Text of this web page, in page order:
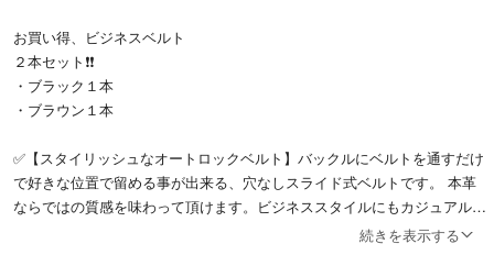
お買い得、ビジネスベルト
２本セット❗️❗️
・ブラック１本
・ブラウン１本
✅【スタイリッシュなオートロックベルト】バックルにベルトを通すだけ
で好きな位置で留める事が出来る、穴なしスライド式ベルトです。 本革
ならではの質感を味わって頂けます。ビジネススタイルにもカジュアルス
タイルにも合わせられるシンプルなデザイン！ 服装の色とスタイルを選
続きを表示する